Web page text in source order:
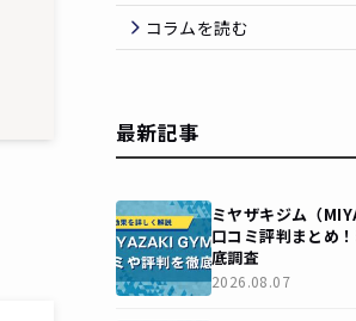
コラムを読む
最新記事
ミヤザキジム（
口コミ評判まとめ
底調査
2026.08.07